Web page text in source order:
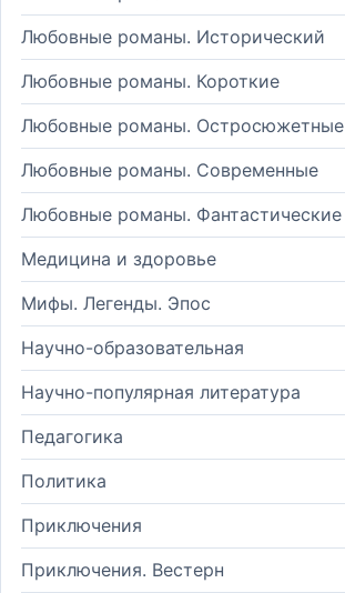
Любовные романы. Исторический
Любовные романы. Короткие
Любовные романы. Остросюжетные
Любовные романы. Современные
Любовные романы. Фантастические
Медицина и здоровье
Мифы. Легенды. Эпос
Научно-образовательная
Научно-популярная литература
Педагогика
Политика
Приключения
Приключения. Вестерн